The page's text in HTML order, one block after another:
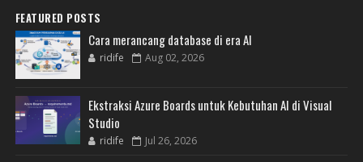
FEATURED POSTS
Cara merancang database di era AI
ridife Aug 02, 2026
Ekstraksi Azure Boards untuk Kebutuhan AI di Visual
Studio
ridife Jul 26, 2026